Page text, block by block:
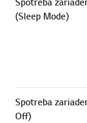
(Sleep Mode)
Spotreba
Off)